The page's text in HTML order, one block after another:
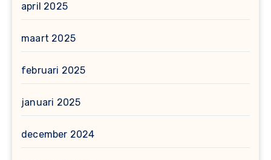
april 2025
maart 2025
februari 2025
januari 2025
december 2024